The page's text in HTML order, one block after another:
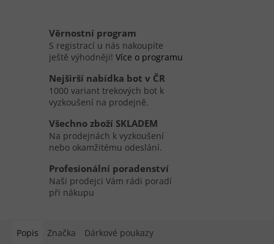
Věrnostní program
S registrací u nás nakoupíte
ještě výhodněji! Více o programu
Nejširší nabídka bot v ČR
1000 variant trekových bot k
vyzkoušení na prodejně.
Všechno zboží SKLADEM
Na prodejnách k vyzkoušení
nebo okamžitému odeslání.
Profesionální poradenství
Naši prodejci Vám rádi poradí
při nákupu
Popis Značka Dárkové poukazy